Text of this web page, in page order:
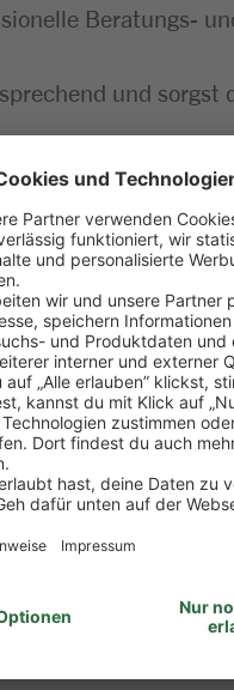
Beratungs-
und
die
wichtigen
gemeistert
Umgang mit
für dich einfach
bringst du gerne mit
Stelle